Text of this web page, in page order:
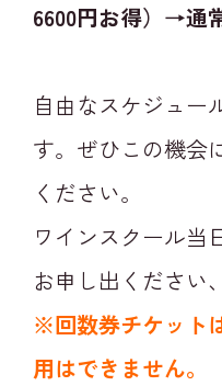
6600円お得）→通
自由なスケジュー
す。ぜひこの機会
ください。
ワインスクール当
お申し出ください
※回数券チケット
用はできません。